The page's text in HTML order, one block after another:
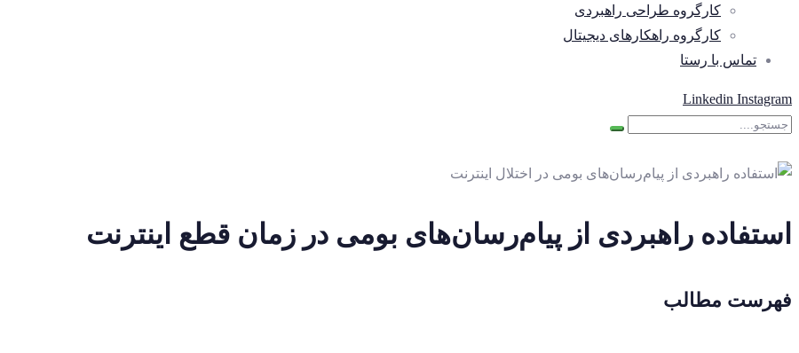
کارگروه طراحی راهبردی
کارگروه راهکارهای دیجیتال
تماس با رستا
Linkedin Instagram
استفاده راهبردی از پیام‌رسان‌های بومی در زمان قطع اینترنت
فهرست مطالب